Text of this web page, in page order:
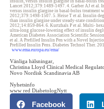
insulin, versus insulin glargine in basal-bolus
Lancet 2012;379:1489-1497. 4. Garber AJ et
versus insulin glargine in basal-bolus treatment
2012;379:1498-1507. 5. Heise T et al. Insulin
than insulin glargine under steady-state
2012;14:859-864. 6. Kurtzhals P et al. Multi-
ultra-long glucose-lowering effect of insulin
American Diabetes Association Scientific
et al. A Prefilled Insulin Pen with a Novel
Prefilled Insulin Pens. Diabetes Technol
www.ema.europa.eu/ema/
Vänliga hälsningar,
Christina Lloyd Clinical Medical
Novo Nordisk Scandinavia AB
Nyhetsinfo
www red DiabetologNytt
Facebook